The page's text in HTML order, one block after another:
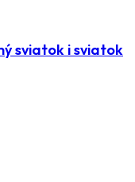
sviatok i sviatok